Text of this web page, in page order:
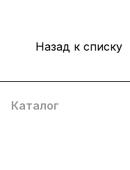
Назад к списку
Каталог